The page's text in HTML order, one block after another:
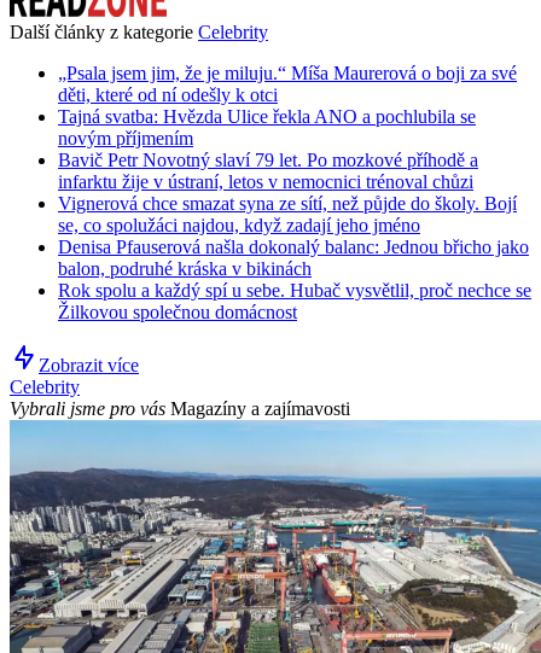
Další články z kategorie Celebrity
„Psala jsem jim, že je miluju.“ Míša Maurerová o boji za své
děti, které od ní odešly k otci
Tajná svatba: Hvězda Ulice řekla ANO a pochlubila se
novým příjmením
Bavič Petr Novotný slaví 79 let. Po mozkové příhodě a
infarktu žije v ústraní, letos v nemocnici trénoval chůzi
Vignerová chce smazat syna ze sítí, než půjde do školy. Bojí
se, co spolužáci najdou, když zadají jeho jméno
Denisa Pfauserová našla dokonalý balanc: Jednou břicho jako
balon, podruhé kráska v bikinách
Rok spolu a každý spí u sebe. Hubač vysvětlil, proč nechce se
Žilkovou společnou domácnost
Zobrazit více
Celebrity
Vybrali jsme pro vás Magazíny a zajímavosti